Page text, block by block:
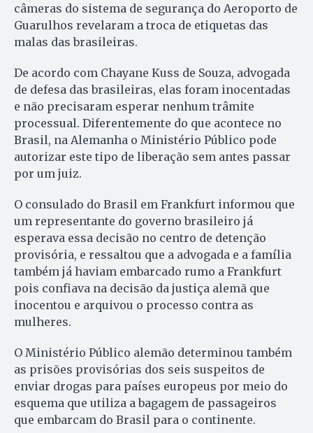
câmeras do sistema de segurança do Aeroporto de
Guarulhos revelaram a troca de etiquetas das
malas das brasileiras.
De acordo com Chayane Kuss de Souza, advogada
de defesa das brasileiras, elas foram inocentadas
e não precisaram esperar nenhum trâmite
processual. Diferentemente do que acontece no
Brasil, na Alemanha o Ministério Público pode
autorizar este tipo de liberação sem antes passar
por um juiz.
O consulado do Brasil em Frankfurt informou que
um representante do governo brasileiro já
esperava essa decisão no centro de detenção
provisória, e ressaltou que a advogada e a família
também já haviam embarcado rumo a Frankfurt
pois confiava na decisão da justiça alemã que
inocentou e arquivou o processo contra as
mulheres.
O Ministério Público alemão determinou também
as prisões provisórias dos seis suspeitos de
enviar drogas para países europeus por meio do
esquema que utiliza a bagagem de passageiros
que embarcam do Brasil para o continente.